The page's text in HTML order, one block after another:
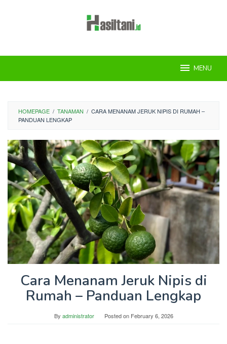
MENU
HOMEPAGE / TANAMAN / CARA MENANAM JERUK NIPIS DI RUMAH –
PANDUAN LENGKAP
Cara Menanam Jeruk Nipis di
Rumah – Panduan Lengkap
By administrator Posted on February 6, 2026